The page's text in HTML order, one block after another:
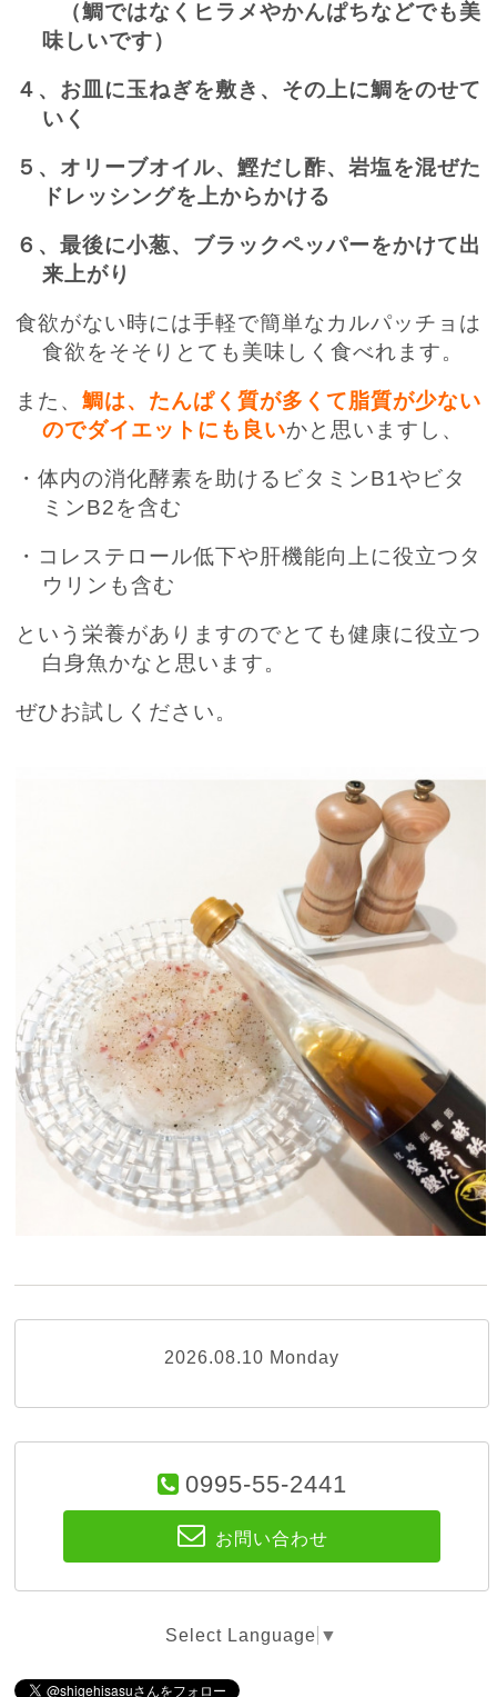
（鯛ではなくヒラメやかんぱちなどでも美
味しいです）
４、お皿に玉ねぎを敷き、その上に鯛をのせて
いく
５、オリーブオイル、鰹だし酢、岩塩を混ぜた
ドレッシングを上からかける
６、最後に小葱、ブラックペッパーをかけて出
来上がり
食欲がない時には手軽で簡単なカルパッチョは
食欲をそそりとても美味しく食べれます。
また、鯛は、たんぱく質が多くて脂質が少ない
のでダイエットにも良いかと思いますし、
・体内の消化酵素を助けるビタミンB1やビタ
ミンB2を含む
・コレステロール低下や肝機能向上に役立つタ
ウリンも含む
という栄養がありますのでとても健康に役立つ
白身魚かなと思います。
ぜひお試しください。
2026.08.10 Monday
0995-55-2441
お問い合わせ
Select Language ▼